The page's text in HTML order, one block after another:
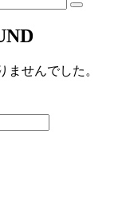
ませんでした。